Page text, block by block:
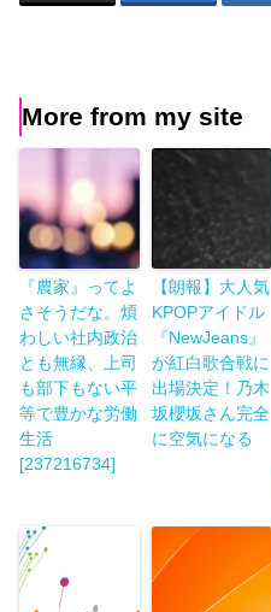
More from my site
『農家』ってよ
さそうだな。煩
わしい社内政治
とも無縁、上司
も部下もない平
等で豊かな労働
生活
[237216734]
【朗報】大人気
KPOPアイドル
『NewJeans』
が紅白歌合戦に
出場決定！乃木
坂櫻坂さん完全
に空気になる